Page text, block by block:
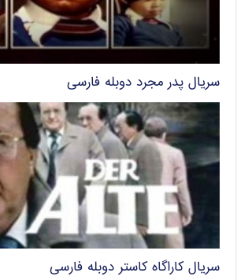
سریال پدر مجرد دوبله فارسی
سریال کاراگاه کاستر دوبله فارسی